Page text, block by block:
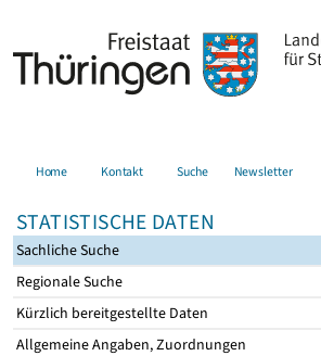
Home Kontakt Suche Newsletter
STATISTISCHE DATEN
Sachliche Suche
Regionale Suche
Kürzlich bereitgestellte Daten
Allgemeine Angaben, Zuordnungen